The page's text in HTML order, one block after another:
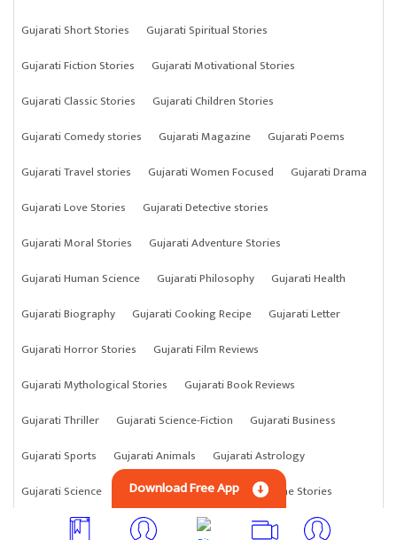
Gujarati Short Stories
Gujarati Spiritual Stories
Gujarati Fiction Stories
Gujarati Motivational Stories
Gujarati Classic Stories
Gujarati Children Stories
Gujarati Comedy stories
Gujarati Magazine
Gujarati Poems
Gujarati Travel stories
Gujarati Women Focused
Gujarati Drama
Gujarati Love Stories
Gujarati Detective stories
Gujarati Moral Stories
Gujarati Adventure Stories
Gujarati Human Science
Gujarati Philosophy
Gujarati Health
Gujarati Biography
Gujarati Cooking Recipe
Gujarati Letter
Gujarati Horror Stories
Gujarati Film Reviews
Gujarati Mythological Stories
Gujarati Book Reviews
Gujarati Thriller
Gujarati Science-Fiction
Gujarati Business
Gujarati Sports
Gujarati Animals
Gujarati Astrology
Gujarati Science
Gujarati Anything Gujarati Crime Stories
Download Free App